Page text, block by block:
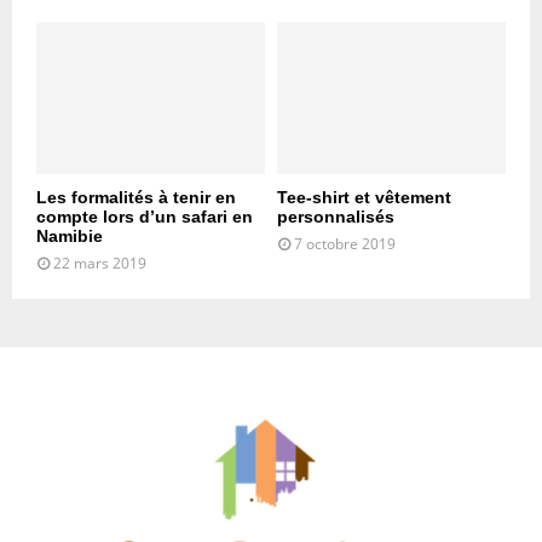
Les formalités à tenir en
compte lors d’un safari en
Namibie
22 mars 2019
Tee-shirt et vêtement
personnalisés
7 octobre 2019